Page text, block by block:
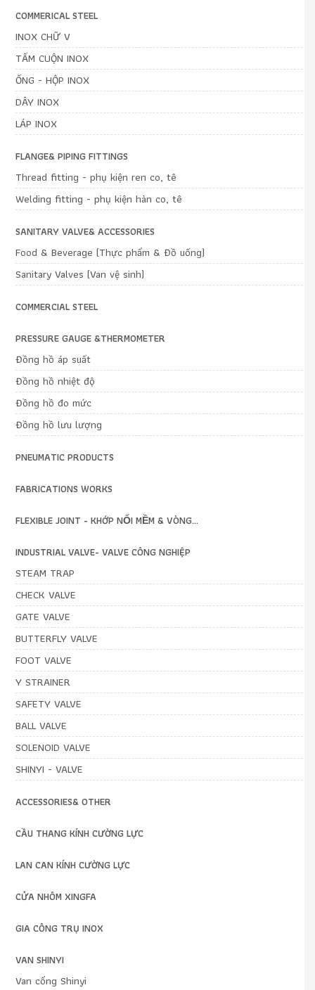
COMMERICAL STEEL
INOX CHỮ V
TẤM CUỘN INOX
ỐNG - HỘP INOX
DÂY INOX
LÁP INOX
FLANGE& PIPING FITTINGS
Thread fitting - phụ kiện ren co, tê
Welding fitting - phụ kiện hàn co, tê
SANITARY VALVE& ACCESSORIES
Food & Beverage (Thực phẩm & Đồ uống)
Sanitary Valves (Van vệ sinh)
COMMERCIAL STEEL
PRESSURE GAUGE &THERMOMETER
Đồng hồ áp suất
Đồng hồ nhiệt độ
Đồng hồ đo mức
Đồng hồ lưu lượng
PNEUMATIC PRODUCTS
FABRICATIONS WORKS
FLEXIBLE JOINT - KHỚP NỐI MỀM & VÒNG...
INDUSTRIAL VALVE- VALVE CÔNG NGHIỆP
STEAM TRAP
CHECK VALVE
GATE VALVE
BUTTERFLY VALVE
FOOT VALVE
Y STRAINER
SAFETY VALVE
BALL VALVE
SOLENOID VALVE
SHINYI - VALVE
ACCESSORIES& OTHER
CẦU THANG KÍNH CƯỜNG LỰC
LAN CAN KÍNH CƯỜNG LỰC
CỬA NHÔM XINGFA
GIA CÔNG TRỤ INOX
VAN SHINYI
Van cổng Shinyi